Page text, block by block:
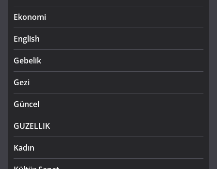
Ekonomi
English
Gebelik
Gezi
Güncel
GUZELLIK
Kadın